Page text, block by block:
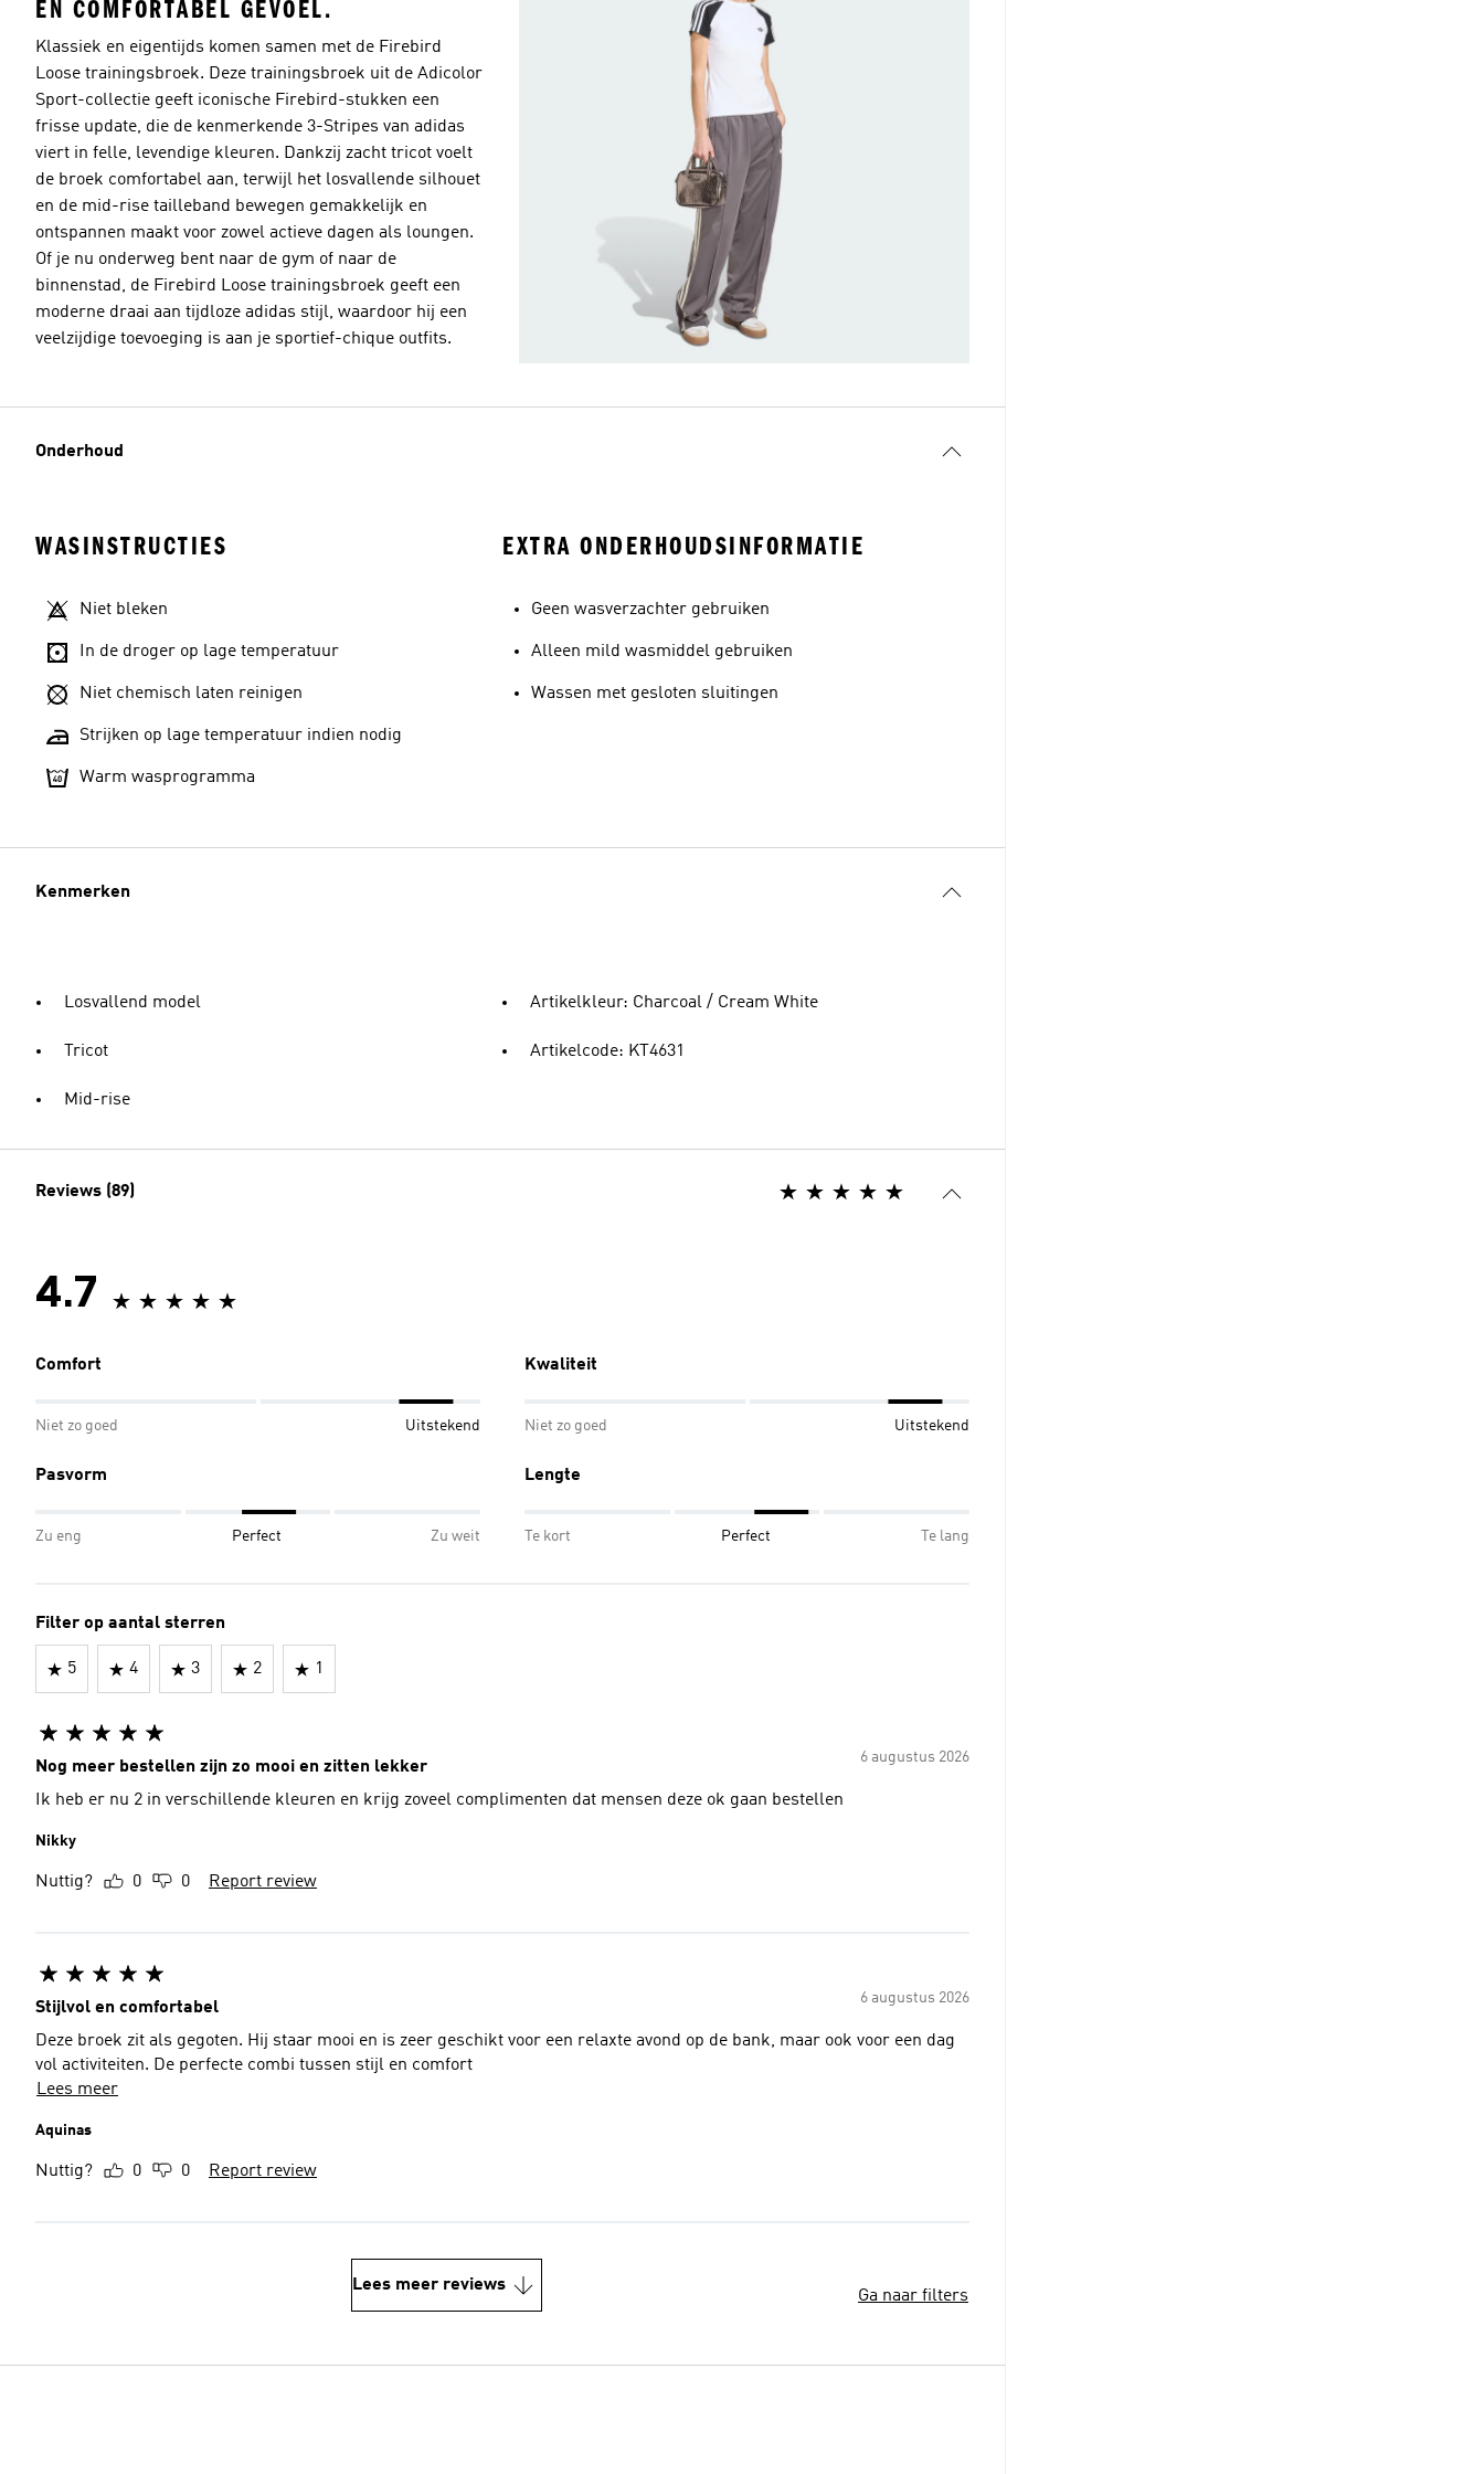
EN COMFORTABEL GEVOEL.
Klassiek en eigentijds komen samen met de Firebird
Loose trainingsbroek. Deze trainingsbroek uit de Adicolor
Sport-collectie geeft iconische Firebird-stukken een
frisse update, die de kenmerkende 3-Stripes van adidas
viert in felle, levendige kleuren. Dankzij zacht tricot voelt
de broek comfortabel aan, terwijl het losvallende silhouet
en de mid-rise tailleband bewegen gemakkelijk en
ontspannen maakt voor zowel actieve dagen als loungen.
Of je nu onderweg bent naar de gym of naar de
binnenstad, de Firebird Loose trainingsbroek geeft een
moderne draai aan tijdloze adidas stijl, waardoor hij een
veelzijdige toevoeging is aan je sportief-chique outfits.
Onderhoud
WASINSTRUCTIES
Niet bleken
In de droger op lage temperatuur
Niet chemisch laten reinigen
Strijken op lage temperatuur indien nodig
Warm wasprogramma
EXTRA ONDERHOUDSINFORMATIE
Geen wasverzachter gebruiken
Alleen mild wasmiddel gebruiken
Wassen met gesloten sluitingen
Kenmerken
Losvallend model
Tricot
Mid-rise
Artikelkleur: Charcoal / Cream White
Artikelcode: KT4631
Reviews (89)
4.7
Comfort
Niet zo goed Uitstekend
Kwaliteit
Niet zo goed Uitstekend
Pasvorm
Zu eng Perfect Zu weit
Lengte
Te kort Perfect Te lang
Filter op aantal sterren
5 4 3 2 1
6 augustus 2026
Nog meer bestellen zijn zo mooi en zitten lekker
Ik heb er nu 2 in verschillende kleuren en krijg zoveel complimenten dat mensen deze ok gaan bestellen
Nikky
Nuttig? 0 0 Report review
6 augustus 2026
Stijlvol en comfortabel
Deze broek zit als gegoten. Hij staar mooi en is zeer geschikt voor een relaxte avond op de bank, maar ook voor een dag
vol activiteiten. De perfecte combi tussen stijl en comfort
Lees meer
Aquinas
Nuttig? 0 0 Report review
Lees meer reviews
Ga naar filters